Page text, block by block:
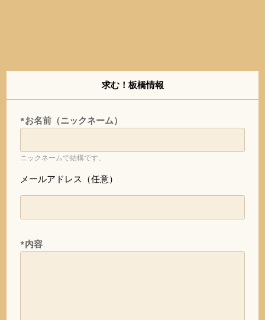
求む！板橋情報
*お名前（ニックネーム）
ニックネームで結構です。
メールアドレス（任意）
*内容